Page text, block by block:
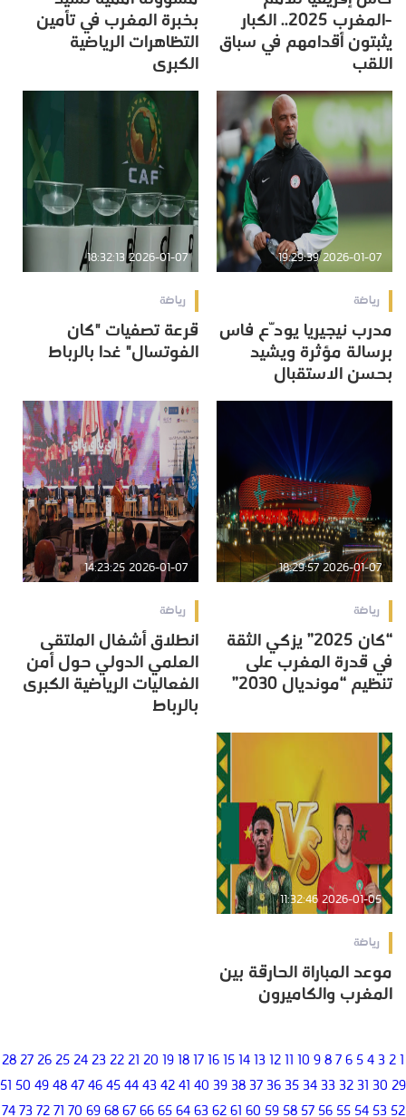
-المغرب 2025.. الكبار
يثبتون أقدامهم في سباق
اللقب
بخبرة المغرب في تأمين
التظاهرات الرياضية
الكبرى
2026-01-07 19:29:39
رياضة
مدرب نيجيريا يودّع فاس
برسالة مؤثرة ويشيد
بحسن الاستقبال
2026-01-07 18:32:13
رياضة
قرعة تصفيات "كان
الفوتسال" غدا بالرباط
2026-01-07 18:29:57
رياضة
“كان 2025” يزكي الثقة
في قدرة المغرب على
تنظيم “مونديال 2030”
2026-01-07 14:23:25
رياضة
انطلاق أشغال الملتقى
العلمي الدولي حول أمن
الفعاليات الرياضية الكبرى
بالرباط
2026-01-05 11:32:46
رياضة
موعد المباراة الحارقة بين
المغرب والكاميرون
1
2
3
4
5
6
7
8
9
10
11
12
13
14
15
16
17
18
19
20
21
22
23
24
25
26
27
28
29
30
31
32
33
34
35
36
37
38
39
40
41
42
43
44
45
46
47
48
49
50
51